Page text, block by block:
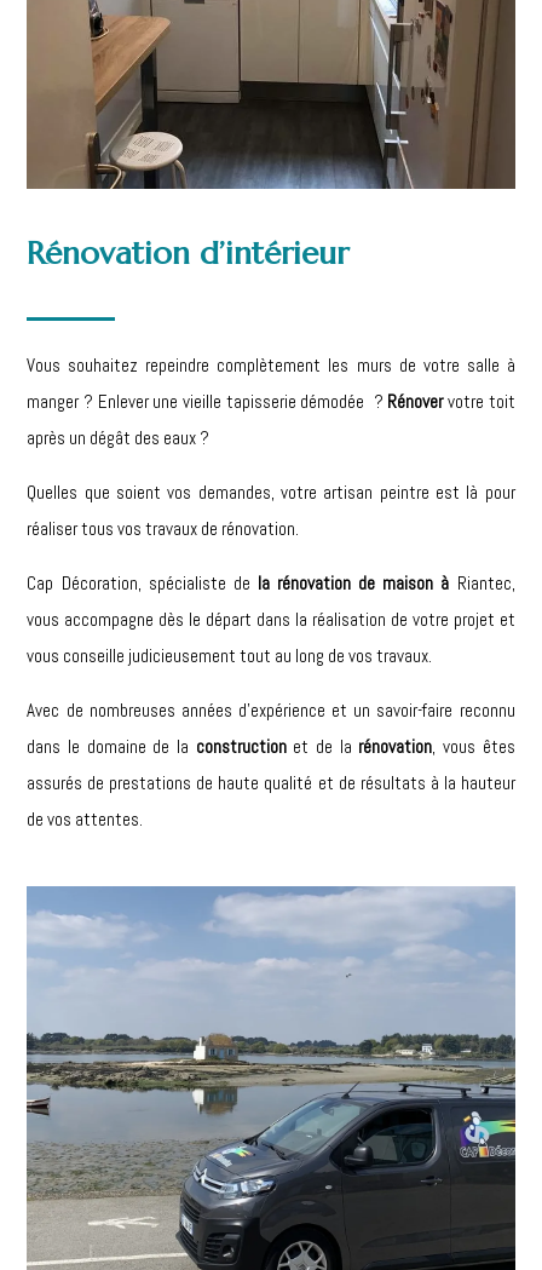
Rénovation d’intérieur
Vous souhaitez repeindre complètement les murs de votre salle à
manger ? Enlever une vieille tapisserie démodée ? Rénovervotre toit
après un dégât des eaux ?
Quelles que soient vos demandes, votre artisan peintre est là pour
réaliser tous vos travaux de rénovation.
Cap Décoration, spécialiste de la rénovation de maison à Riantec,
vous accompagne dès le départ dans la réalisation de votre projet et
vous conseille judicieusement tout au long de vos travaux.
Avec de nombreuses années d’expérience et un savoir-faire reconnu
dans le domaine de la constructionet de la rénovation, vous êtes
assurés de prestations de haute qualité et de résultats à la hauteur
de vos attentes.